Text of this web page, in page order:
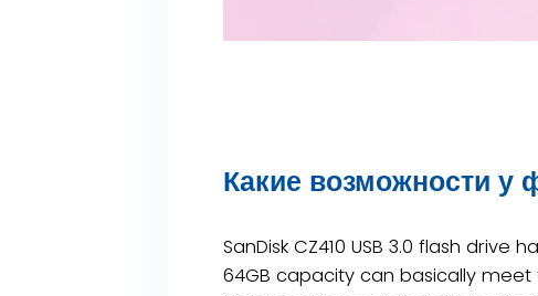
Какие возможности у
SanDisk CZ410 USB 3.0 flash drive
64GB capacity can basically